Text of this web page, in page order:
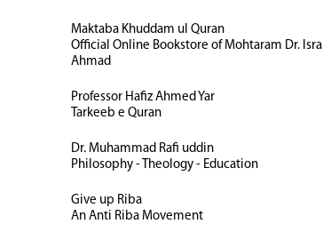
Maktaba Khuddam ul Quran
Official Online Bookstore of Mohtaram Dr.
Ahmad
Professor Hafiz Ahmed Yar
Tarkeeb e Quran
Dr. Muhammad Rafi uddin
Philosophy - Theology - Education
Give up Riba
An Anti Riba Movement